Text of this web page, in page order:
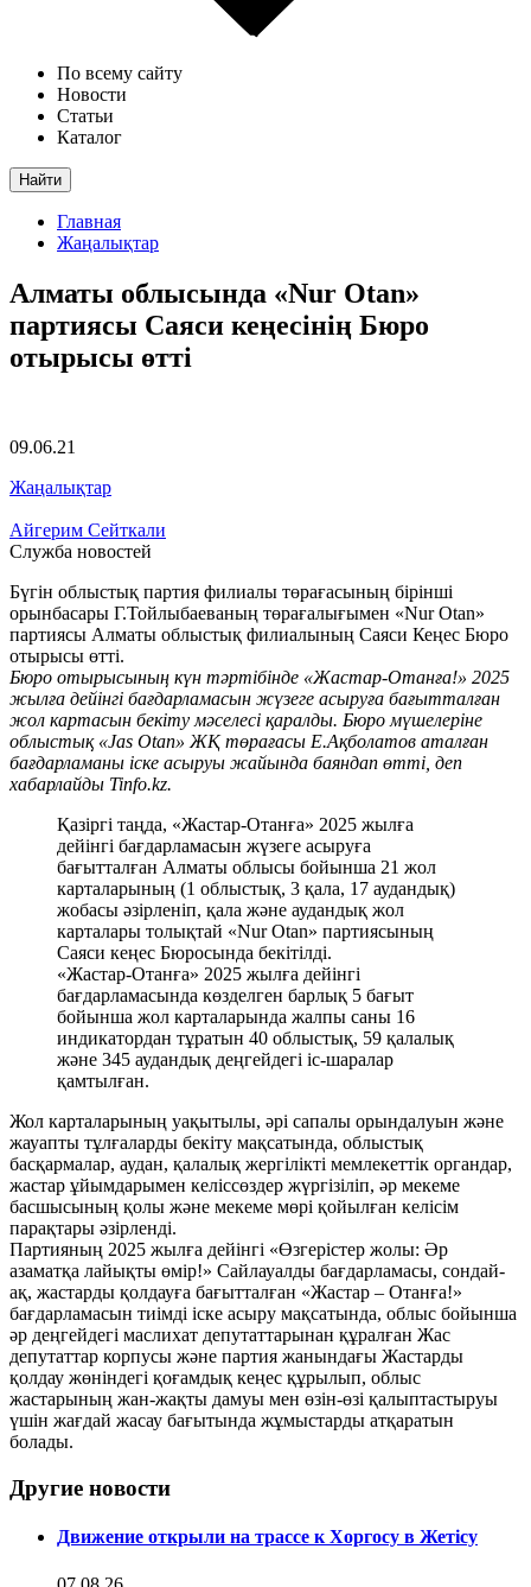
По всему сайту
Новости
Статьи
Каталог
Найти
Главная
Жаңалықтар
Алматы облысында «Nur Otan»
партиясы Саяси кеңесінің Бюро
отырысы өтті
09.06.21
Жаңалықтар
Айгерим Сейткали
Служба новостей
Бүгін облыстық партия филиалы төрағасының бірінші
орынбасары Г.Тойлыбаеваның төрағалығымен «Nur Otan»
партиясы Алматы облыстық филиалының Саяси Кеңес Бюро
отырысы өтті.
Бюро отырысының күн тәртібінде «Жастар-Отанға!» 2025
жылға дейінгі бағдарламасын жүзеге асыруға бағытталған
жол картасын бекіту мәселесі қаралды. Бюро мүшелеріне
облыстық «Jas Otan» ЖҚ төрағасы Е.Ақболатов аталған
бағдарламаны іске асыруы жайында баяндап өтті, деп
хабарлайды Tinfo.kz.
Қазіргі таңда, «Жастар-Отанға» 2025 жылға
дейінгі бағдарламасын жүзеге асыруға
бағытталған Алматы облысы бойынша 21 жол
карталарының (1 облыстық, 3 қала, 17 аудандық)
жобасы әзірленіп, қала және аудандық жол
карталары толықтай «Nur Otan» партиясының
Саяси кеңес Бюросында бекітілді.
«Жастар-Отанға» 2025 жылға дейінгі
бағдарламасында көзделген барлық 5 бағыт
бойынша жол карталарында жалпы саны 16
индикатордан тұратын 40 облыстық, 59 қалалық
және 345 аудандық деңгейдегі іс-шаралар
қамтылған.
Жол карталарының уақытылы, әрі сапалы орындалуын және
жауапты тұлғаларды бекіту мақсатында, облыстық
басқармалар, аудан, қалалық жергілікті мемлекеттік органдар,
жастар ұйымдарымен келіссөздер жүргізіліп, әр мекеме
басшысының қолы және мекеме мөрі қойылған келісім
парақтары әзірленді.
Партияның 2025 жылға дейінгі «Өзгерістер жолы: Әр
азаматқа лайықты өмір!» Сайлауалды бағдарламасы, сондай-
ақ, жастарды қолдауға бағытталған «Жастар – Отанға!»
бағдарламасын тиімді іске асыру мақсатында, облыс бойынша
әр деңгейдегі маслихат депутаттарынан құралған Жас
депутаттар корпусы және партия жанындағы Жастарды
қолдау жөніндегі қоғамдық кеңес құрылып, облыс
жастарының жан-жақты дамуы мен өзін-өзі қалыптастыруы
үшін жағдай жасау бағытында жұмыстарды атқаратын
болады.
Другие новости
Движение открыли на трассе к Хоргосу в Жетісу